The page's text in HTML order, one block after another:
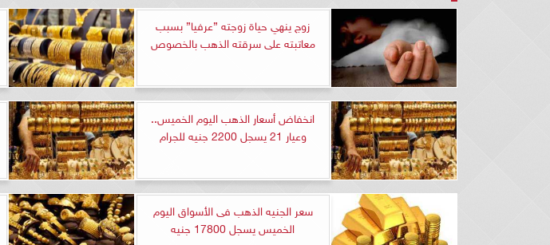
زوج ينهي حياة زوجته ”عرفيا” بسبب
معاتبته على سرقته الذهب بالخصوص
انخفاض أسعار الذهب اليوم الخميس..
وعيار 21 يسجل 2200 جنيه للجرام
سعر الجنيه الذهب فى الأسواق اليوم
الخميس يسجل 17800 جنيه